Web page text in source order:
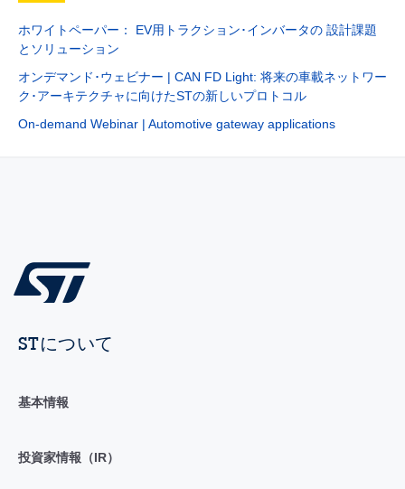
ホワイトペーパー： EV用トラクション･インバータの 設計課題
とソリューション
オンデマンド･ウェビナー | CAN FD Light: 将来の車載ネットワー
ク･アーキテクチャに向けたSTの新しいプロトコル
On-demand Webinar | Automotive gateway applications
STについて
基本情報
投資家情報（IR）